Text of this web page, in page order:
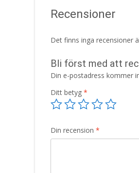
Recensioner
Det finns inga recensioner
Bli först med att
Din e-postadress kommer
Ditt betyg *
Din recension *